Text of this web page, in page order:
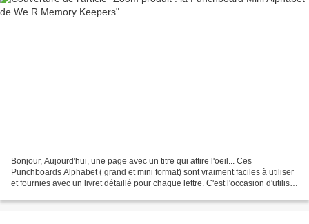
Bonjour, Aujourd'hui, une page avec un titre qui attire l'oeil... Ces
Punchboards Alphabet ( grand et mini format) sont vraiment faciles à utiliser
et fournies avec un livret détaillé pour chaque lettre. C'est l'occasion d'utiliser